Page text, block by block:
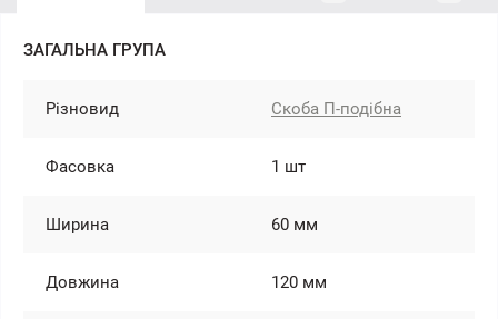
ЗАГАЛЬНА ГРУПА
Різновид Скоба П-подібна
Фасовка 1 шт
Ширина 60 мм
Довжина 120 мм